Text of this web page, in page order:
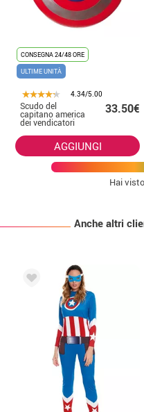
CONSEGNA 24/48 ORE
ULTIME UNITÀ
4.34/5.00
Scudo del
capitano america
dei vendicatori
adulti
33.50€
AGGIUNGI
Hai visto
Anche altri